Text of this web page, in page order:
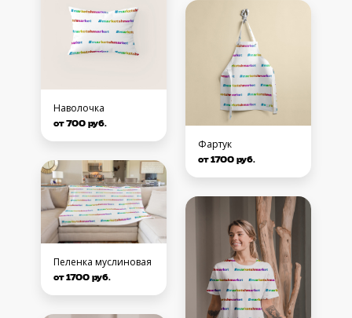
Наволочка
от 700 руб.
Пеленка муслиновая
от 1700 руб.
Фартук
от 1700 руб.